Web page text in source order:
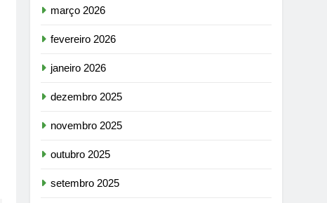
março 2026
fevereiro 2026
janeiro 2026
dezembro 2025
novembro 2025
outubro 2025
setembro 2025